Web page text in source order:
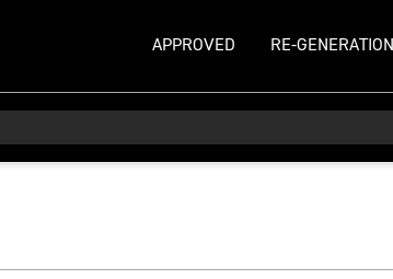
APPROVED RE-GENERATION